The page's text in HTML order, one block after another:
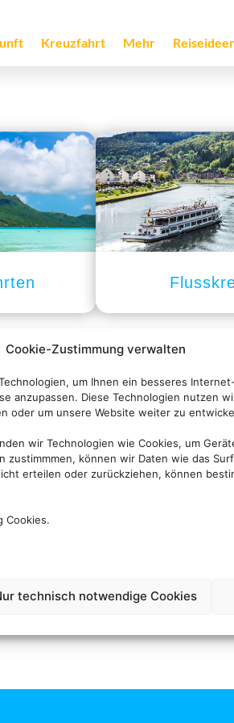
Cookie-Zustimmung verwalten
um Ihnen ein besseres
anzupassen. Diese Technologien nutzen
oder um unsere Website weiter zu
wir Technologien wie Cookies, um
zustimmmen, können wir Daten wie das
erteilen oder zurückziehen, können
Cookies.
technisch notwendige Cookies
Kreuzfahrt Mehr
für Ihre
Extras, die oft dazu gebucht werden.